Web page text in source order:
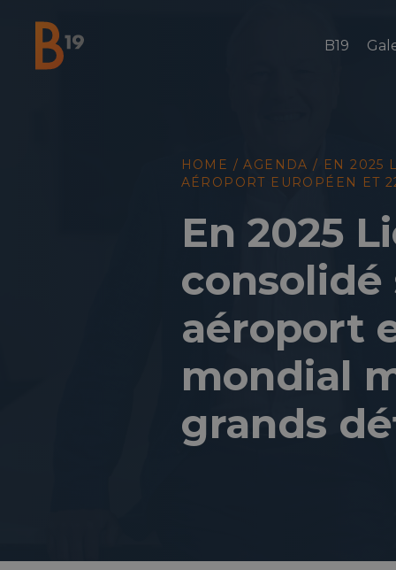
National Business Club & Networking
B19
HOME /AGENDA / EN 2025
AÉROPORT EUROPÉEN ET
En 2025
consolidé
aéroport
mondial
grands